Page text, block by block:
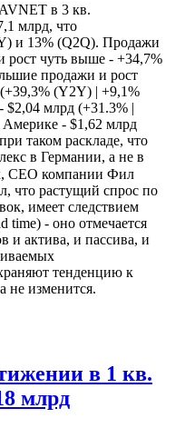
в 3 кв.
млрд, что
и 13% (Q2Q). Продажи
рост чуть выше - +34,7%
продажи и рост
(Y2Y) | +9,1%
млрд (+31.3% |
Америке - $1,62 млрд
таком раскладе, что
в Германии, а не в
CEO компании Фил
что растущий спрос по
имеет следствием
time) - оно отмечается
и актива, и пассива, и
тенденцию к
не изменится.
в 1 кв.
млрд